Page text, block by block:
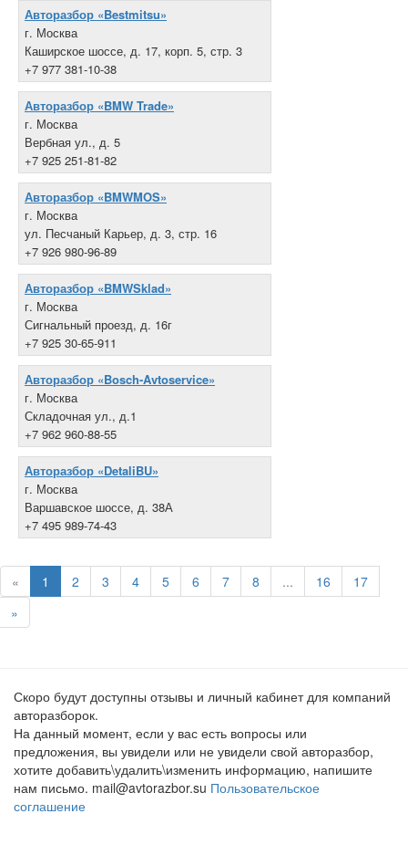
Авторазбор «Bestmitsu»
г. Москва
Каширское шоссе, д. 17, корп. 5, стр. 3
+7 977 381-10-38
Авторазбор «BMW Trade»
г. Москва
Вербная ул., д. 5
+7 925 251-81-82
Авторазбор «BMWMOS»
г. Москва
ул. Песчаный Карьер, д. 3, стр. 16
+7 926 980-96-89
Авторазбор «BMWSklad»
г. Москва
Сигнальный проезд, д. 16г
+7 925 30-65-911
Авторазбор «Bosch-Avtoservice»
г. Москва
Складочная ул., д.1
+7 962 960-88-55
Авторазбор «DetaliBU»
г. Москва
Варшавское шоссе, д. 38А
+7 495 989-74-43
« 1 2 3 4 5 6 7 8 ... 16
17
»
Скоро будут доступны отзывы и личный кабинет для компаний
авторазборок.
На данный момент, если у вас есть вопросы или
предложения, вы увидели или не увидели свой авторазбор,
хотите добавить\удалить\изменить информацию, напишите
нам письмо. mail@avtorazbor.su Пользовательское
соглашение